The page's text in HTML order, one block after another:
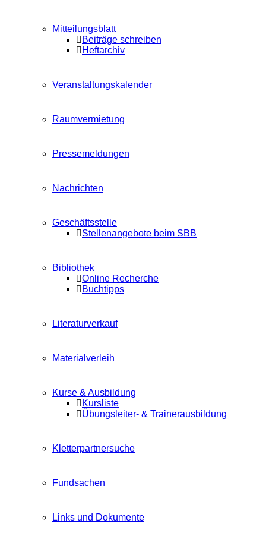
Mitteilungsblatt
Beiträge schreiben
Heftarchiv
Veranstaltungskalender
Raumvermietung
Pressemeldungen
Nachrichten
Geschäftsstelle
Stellenangebote beim SBB
Bibliothek
Online Recherche
Buchtipps
Literaturverkauf
Materialverleih
Kurse & Ausbildung
Kursliste
Übungsleiter- & Trainerausbildung
Kletterpartnersuche
Fundsachen
Links und Dokumente